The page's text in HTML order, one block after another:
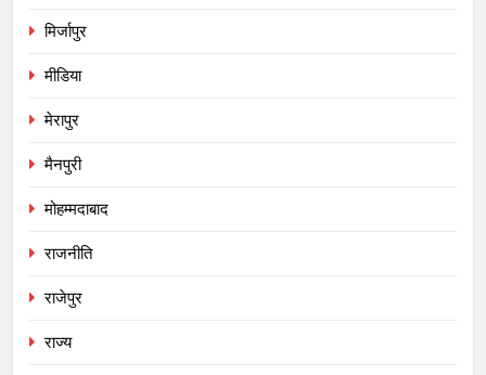
मिर्जापुर
मीडिया
मेरापुर
मैनपुरी
मोहम्मदाबाद
राजनीति
राजेपुर
राज्य